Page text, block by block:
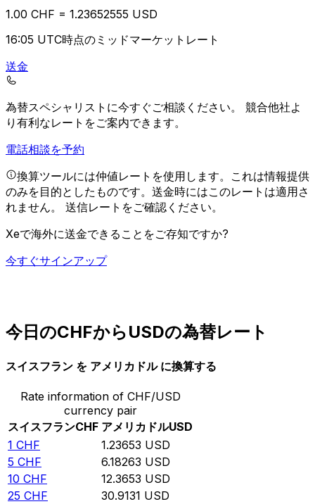
1.00 CHF = 1.23652555 USD
16:05 UTC時点のミッドマーケットレート
送金
為替スペシャリストに今すぐご相談ください。 競合他社よ
り有利なレートをご案内できます。
電話相談を予約
換算ツールには仲値レートを使用します。これは情報提供
のみを目的としたものです。送金時にはこのレートは適用さ
れません。 送信レートをご確認ください。
Xeで海外に送金できることをご存知ですか?
今すぐサインアップ
今日のCHFからUSDの為替レート
スイスフラン を アメリカドル に換算する
Rate information of CHF/USD
currency pair
スイスフランCHF アメリカドルUSD
1 CHF 1.23653 USD
5 CHF 6.18263 USD
10 CHF 12.3653 USD
25 CHF 30.9131 USD